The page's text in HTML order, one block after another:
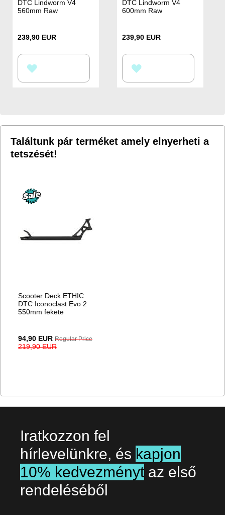
DTC Lindworm V4
560mm Raw
239,90 EUR
A
DTC Lindworm V4
600mm Raw
239,90 EUR
A
Találtunk pár terméket amely elnyerheti a
tetszését!
Scooter Deck ETHIC
DTC Iconoclast Evo 2
550mm fekete
Special
Price
94,90 EUR Regular Price
219,90 EUR
Iratkozzon fel
hírlevelünkre, és kapjon
10% kedvezményt az első
rendeléséből